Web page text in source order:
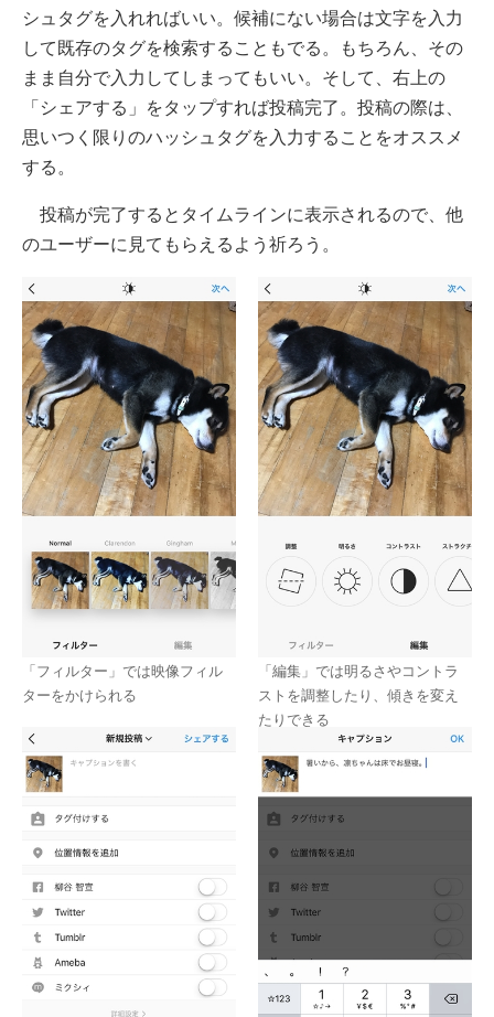
シュタグを入れればいい。候補にない場合は文字を入力
して既存のタグを検索することもでる。もちろん、その
まま自分で入力してしまってもいい。そして、右上の
「シェアする」をタップすれば投稿完了。投稿の際は、
思いつく限りのハッシュタグを入力することをオススメ
する。
投稿が完了するとタイムラインに表示されるので、他
のユーザーに見てもらえるよう祈ろう。
「フィルター」では映像フィル
ターをかけられる
「編集」では明るさやコントラ
ストを調整したり、傾きを変え
たりできる